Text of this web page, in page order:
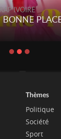
IVOIRE
Thèmes
Politique
Société
Sport